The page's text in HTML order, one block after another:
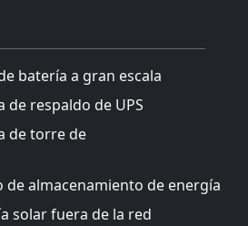
batería a gran escala
de respaldo de UPS
de torre de
de almacenamiento de energía
solar fuera de la red